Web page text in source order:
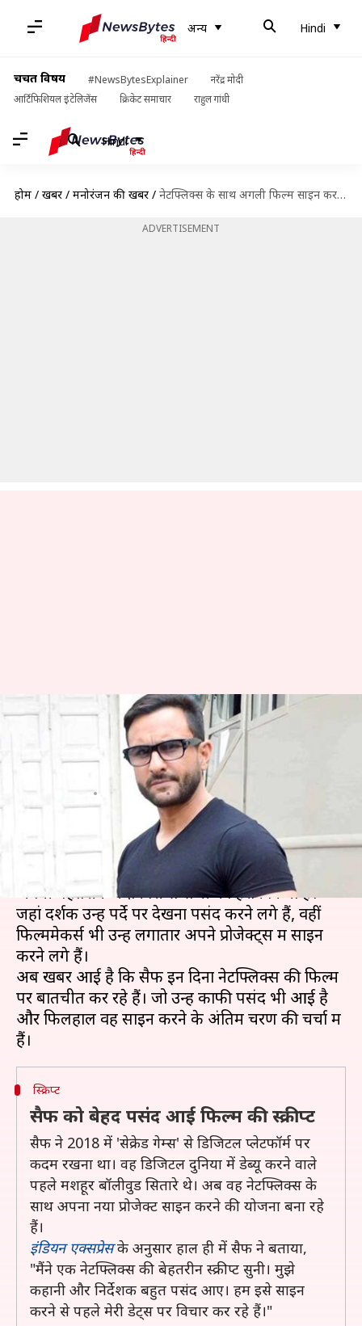
अन्य Hindi
चर्चित विषय #NewsBytesExplainer
नरेंद्र मोदी
आर्टिफिशियल इंटेलिजेंस
क्रिकेट समाचार राहुल गांधी
Hindi
होम / खबरें / मनोरंजन की खबरें / नेटफ्लिक्स के साथ अगली फिल्म साइन करने जा रहे हैं सैफ अली खान, खुद किया कंफर्म
ADVERTISEMENT
नेटफ्लिक्स के साथ अगली फिल्म
साइन करने जा रहे हैं सैफ अली खान,
खुद किया कंफर्म
Nov 16, 2020 04:58 pm
बॉलीवुड अभिनेता सैफ अली खान ने पिछले कुछ समय में
अपनी बेहतरीन अदाकारी से सभी को हैरान किया है।
जहां दर्शक उन्हें पर्दे पर देखना पसंद करने लगे हैं, वहीं
फिल्ममेकर्स भी उन्हें लगातार अपने प्रोजेक्ट्स में साइन
करने लगे हैं।
अब खबर आई है कि सैफ इन दिनों नेटफ्लिक्स की फिल्म
पर बातचीत कर रहे हैं। जो उन्हें काफी पसंद भी आई है
और फिलहाल वह साइन करने के अंतिम चरण की चर्चा में
स्क्रिप्ट
सैफ को बेहद पसंद आई फिल्म की स्क्रीप्ट
सैफ ने 2018 में 'सेक्रेड गेम्स' से डिजिटल प्लेटफॉर्म पर
कदम रखना था। वह डिजिटल दुनिया में डेब्यू करने वाले
पहले मशहूर बॉलीवुड सितारे थे। अब वह नेटफ्लिक्स के
साथ अपना नया प्रोजेक्ट साइन करने की योजना बना रहे
हैं।
इंडियन एक्सप्रेसके अनुसार हाल ही में सैफ ने बताया,
"मैंने एक नेटफ्लिक्स की बेहतरीन स्क्रीप्ट सुनी। मुझे
कहानी और निर्देशक बहुत पसंद आए। हम इसे साइन
करने से पहले मेरी डेट्स पर विचार कर रहे हैं।"